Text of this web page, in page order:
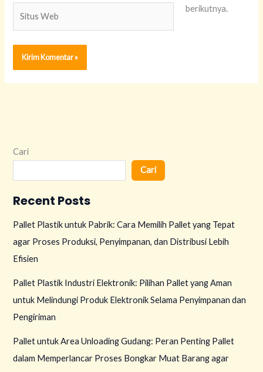
Web
berikutnya.
Cari
Cari
Recent Posts
Pallet Plastik untuk Pabrik: Cara Memilih Pallet yang Tepat
agar Proses Produksi, Penyimpanan, dan Distribusi Lebih
Efisien
Pallet Plastik Industri Elektronik: Pilihan Pallet yang Aman
untuk Melindungi Produk Elektronik Selama Penyimpanan dan
Pengiriman
Pallet untuk Area Unloading Gudang: Peran Penting Pallet
dalam Memperlancar Proses Bongkar Muat Barang agar